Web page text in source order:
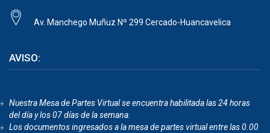
Av. Manchego Muñuz Nº 299 Cercado-Huancavelica
AVISO:
Nuestra Mesa de Partes Virtual se encuentra habilitada las 24 horas
del día y los 07 días de la semana.
Los documentos ingresados a la mesa de partes virtual entre las 0.00